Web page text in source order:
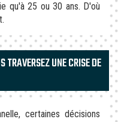
qu'à 25 ou 30 ans. D'où
TRAVERSEZ UNE CRISE DE
certaines décisions